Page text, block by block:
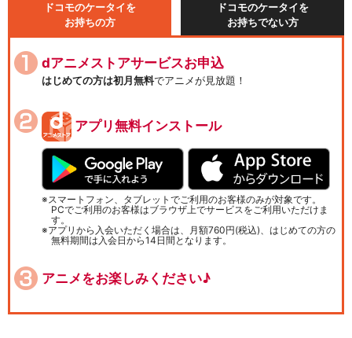
ドコモのケータイを
お持ちの方
ドコモのケータイを
お持ちでない方
dアニメストアサービスお申込
はじめての方は初月無料でアニメが見放題！
アプリ無料インストール
スマートフォン、タブレットでご利用のお客様のみが対象です。
PCでご利用のお客様はブラウザ上でサービスをご利用いただけま
す。
アプリから入会いただく場合は、月額760円(税込)、はじめての方の
無料期間は入会日から14日間となります。
アニメをお楽しみください♪